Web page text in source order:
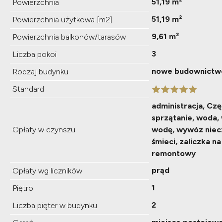
Powierzchnia
Powierzchnia użytkowa [m2]
51,19 m²
Powierzchnia balkonów/tarasów
9,61 m²
Liczba pokoi
3
Rodzaj budynku
nowe
Standard
Opłaty w czynszu
administracja,
sprzątanie, woda,
wodę, wywóz
śmieci, zaliczka
remontowy
Opłaty wg liczników
prąd
Piętro
1
Liczba pięter w budynku
2